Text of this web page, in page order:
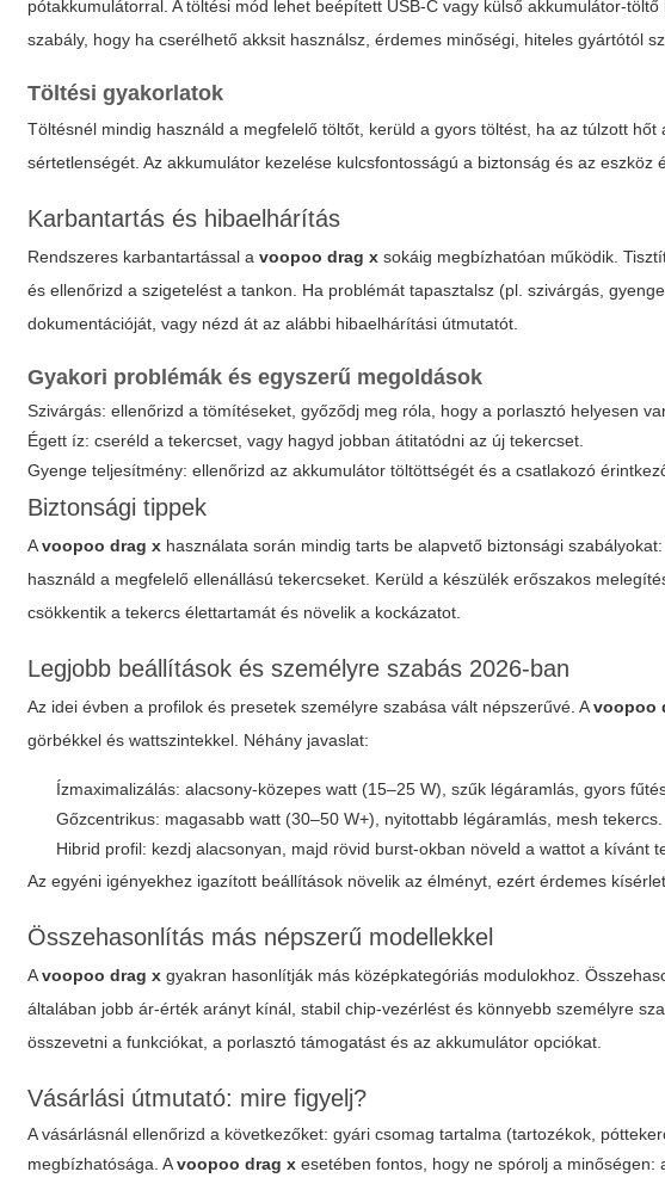
pótakkumulátorral. A töltési mód lehet beépített USB-C vagy külső akkumulátor-
szabály, hogy ha cserélhető akksit használsz, érdemes minőségi, hiteles gyártótól
Töltési gyakorlatok
Töltésnél mindig használd a megfelelő töltőt, kerüld a gyors töltést, ha az túlzott
sértetlenségét. Az akkumulátor kezelése kulcsfontosságú a biztonság és az eszköz
Karbantartás és hibaelhárítás
Rendszeres karbantartással avoopoo drag x sokáig megbízhatóan működik.
és ellenőrizd a szigetelést a tankon. Ha problémát tapasztalsz (pl. szivárgás,
dokumentációját, vagy nézd át az alábbi hibaelhárítási útmutatót.
Gyakori problémák és egyszerű megoldások
Szivárgás: ellenőrizd a tömítéseket, győződj meg róla, hogy a porlasztó helyesen
Égett íz: cseréld a tekercset, vagy hagyd jobban átitatódni az új tekercset.
Gyenge teljesítmény: ellenőrizd az akkumulátor töltöttségét és a csatlakozó
Biztonsági tippek
Avoopoo drag x használata során mindig tarts be alapvető biztonsági
használd a megfelelő ellenállású tekercseket. Kerüld a készülék erőszakos
csökkentik a tekercs élettartamát és növelik a kockázatot.
Legjobb beállítások és személyre szabás 2026-ban
Az idei évben a profilok és presetek személyre szabása vált népszerűvé. Avoopoo
görbékkel és wattszintekkel. Néhány javaslat:
Ízmaximalizálás: alacsony-közepes watt (15–25 W), szűk légáramlás, gyors
Gőzcentrikus: magasabb watt (30–50 W+), nyitottabb légáramlás, mesh tekercs.
Hibrid profil: kezdj alacsonyan, majd rövid burst-okban növeld a wattot a kívánt
Az egyéni igényekhez igazított beállítások növelik az élményt, ezért érdemes
Összehasonlítás más népszerű modellekkel
Avoopoo drag x gyakran hasonlítják más középkategóriás modulokhoz.
általában jobb ár-érték arányt kínál, stabil chip-vezérlést és könnyebb személyre
összevetni a funkciókat, a porlasztó támogatást és az akkumulátor opciókat.
Vásárlási útmutató: mire figyelj?
A vásárlásnál ellenőrizd a következőket: gyári csomag tartalma (tartozékok,
megbízhatósága. Avoopoo drag x esetében fontos, hogy ne spórolj a